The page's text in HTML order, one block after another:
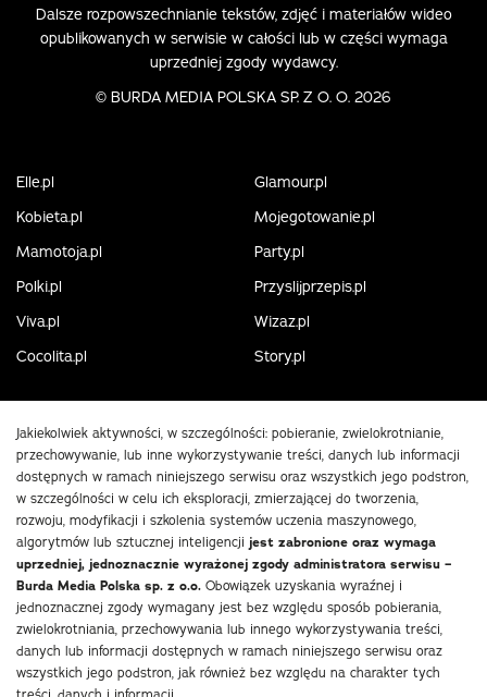
Dalsze rozpowszechnianie tekstów, zdjęć i materiałów wideo
opublikowanych w serwisie w całości lub w części wymaga
uprzedniej zgody wydawcy.
© BURDA MEDIA POLSKA SP. Z O. O. 2026
Elle.pl
Glamour.pl
Kobieta.pl
Mojegotowanie.pl
Mamotoja.pl
Party.pl
Polki.pl
Przyslijprzepis.pl
Viva.pl
Wizaz.pl
Cocolita.pl
Story.pl
Jakiekolwiek aktywności, w szczególności: pobieranie, zwielokrotnianie,
przechowywanie, lub inne wykorzystywanie treści, danych lub informacji
dostępnych w ramach niniejszego serwisu oraz wszystkich jego podstron,
w szczególności w celu ich eksploracji, zmierzającej do tworzenia,
rozwoju, modyfikacji i szkolenia systemów uczenia maszynowego,
algorytmów lub sztucznej inteligencji jest zabronione oraz wymaga
uprzedniej, jednoznacznie wyrażonej zgody administratora serwisu –
Burda Media Polska sp. z o.o. Obowiązek uzyskania wyraźnej i
jednoznacznej zgody wymagany jest bez względu sposób pobierania,
zwielokrotniania, przechowywania lub innego wykorzystywania treści,
danych lub informacji dostępnych w ramach niniejszego serwisu oraz
wszystkich jego podstron, jak również bez względu na charakter tych